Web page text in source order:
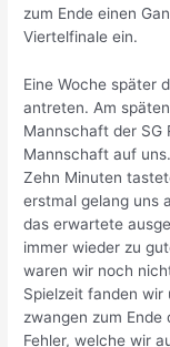
zum Ende einen
Viertelfinale ein.
Eine Woche später
antreten. Am
Mannschaft der SG
Mannschaft auf
Zehn Minuten
erstmal gelang uns
das erwartete
immer wieder zu
waren wir noch
Spielzeit fanden wir
zwangen zum Ende
Fehler, welche wir